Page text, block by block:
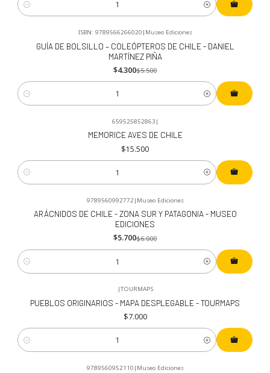
Cantidad
-22%OFF
ISBN: 9789566266020 | Museo Ediciones
GUÍA DE BOLSILLO – COLEÓPTEROS DE CHILE - DANIEL
MARTÍNEZ PIÑA
$4.300$5.500
Cantidad
659525852863 |
MEMORICE AVES DE CHILE
$15.500
Cantidad
-5%OFF
9789560992772| Museo Ediciones
ARÁCNIDOS DE CHILE - ZONA SUR Y PATAGONIA - MUSEO
EDICIONES
$5.700$6.000
Cantidad
|TOURMAPS
PUEBLOS ORIGINARIOS - MAPA DESPLEGABLE - TOURMAPS
$7.000
Cantidad
9789560952110 | Museo Ediciones